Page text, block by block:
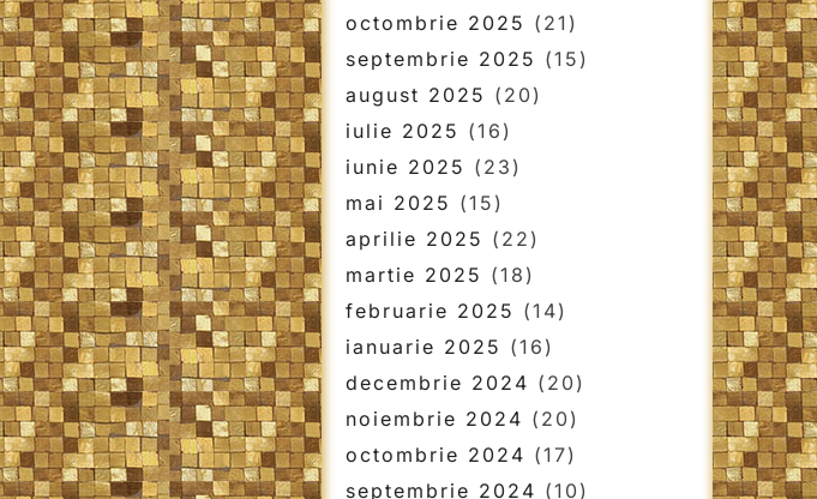
octombrie 2025 (21)
septembrie 2025 (15)
august 2025 (20)
iulie 2025 (16)
iunie 2025 (23)
mai 2025 (15)
aprilie 2025 (22)
martie 2025 (18)
februarie 2025 (14)
ianuarie 2025 (16)
decembrie 2024 (20)
noiembrie 2024 (20)
octombrie 2024 (17)
septembrie 2024 (10)